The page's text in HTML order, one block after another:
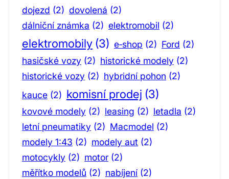
dojezd (2) dovolená (2)
dálniční známka (2) elektromobil (2)
elektromobily (3) e‑shop (2) Ford (2)
hasičské vozy (2) historické modely (2)
historické vozy (2) hybridní pohon (2)
kauce (2) komisní prodej (3)
kovové modely (2) leasing (2) letadla (2)
letní pneumatiky (2) Macmodel (2)
modely 1:43 (2) modely aut (2)
motocykly (2) motor (2)
měřítko modelů (2) nabíjení (2)